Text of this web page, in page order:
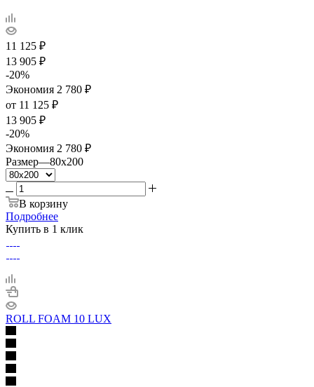
11 125 ₽
13 905 ₽
-20%
Экономия 2 780 ₽
от 11 125 ₽
13 905 ₽
-20%
Экономия 2 780 ₽
Размер—80x200
В корзину
Подробнее
Купить в 1 клик
ROLL FOAM 10 LUX